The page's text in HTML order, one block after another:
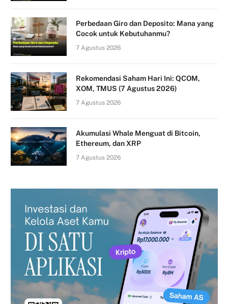
Perbedaan Giro dan Deposito: Mana yang
Cocok untuk Kebutuhanmu?
7 Agustus 2026
Rekomendasi Saham Hari Ini: QCOM,
XOM, TMUS (7 Agustus 2026)
7 Agustus 2026
Akumulasi Whale Menguat di Bitcoin,
Ethereum, dan XRP
7 Agustus 2026